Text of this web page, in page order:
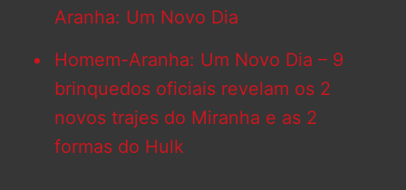
Aranha: Um Novo Dia
Homem-Aranha: Um Novo Dia – 9
brinquedos oficiais revelam os 2
novos trajes do Miranha e as 2
formas do Hulk